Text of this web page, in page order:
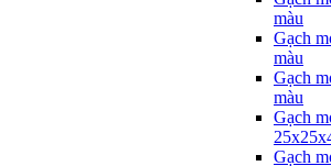
màu
Gạch
màu
Gạch
màu
Gạch
Gạch